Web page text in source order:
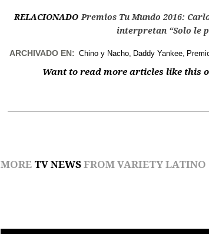
RELACIONADO Premios Tu Mundo 2016:
interpretan “Solo le
ARCHIVADO EN: Chino y Nacho Daddy Yankee
Want to read more articles like this
MORE TV NEWS FROM VARIETY LATINO